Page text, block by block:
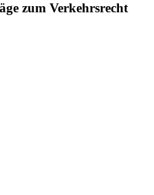
zum Verkehrsrecht